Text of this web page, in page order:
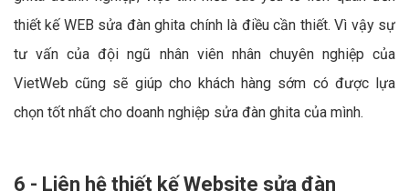
thiết kế WEB sửa đàn ghita chính là điều cần thiết. Vì vậy sự
tư vấn của đội ngũ nhân viên nhân chuyên nghiệp của
VietWeb cũng sẽ giúp cho khách hàng sớm có được lựa
chọn tốt nhất cho doanh nghiệp sửa đàn ghita của mình.
6 - Liên hệ thiết kế Website sửa đàn